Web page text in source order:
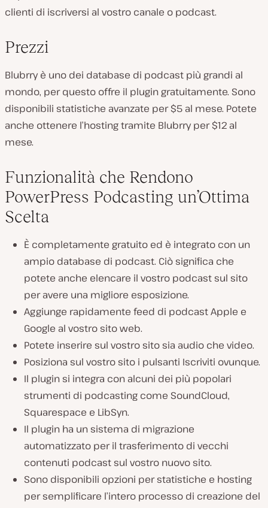
clienti di iscriversi al vostro canale o podcast.
Prezzi
Blubrry è uno dei database di podcast più grandi al
mondo, per questo offre il plugin gratuitamente. Sono
disponibili statistiche avanzate per $5 al mese. Potete
anche ottenere l’hosting tramite Blubrry per $12 al
mese.
Funzionalità che Rendono
PowerPress Podcasting un’Ottima
Scelta
È completamente gratuito ed è integrato con un
ampio database di podcast. Ciò significa che
potete anche elencare il vostro podcast sul sito
per avere una migliore esposizione.
Aggiunge rapidamente feed di podcast Apple e
Google al vostro sito web.
Potete inserire sul vostro sito sia audio che video.
Posiziona sul vostro sito i pulsanti Iscriviti ovunque.
Il plugin si integra con alcuni dei più popolari
strumenti di podcasting come SoundCloud,
Squarespace e LibSyn.
Il plugin ha un sistema di migrazione
automatizzato per il trasferimento di vecchi
contenuti podcast sul vostro nuovo sito.
Sono disponibili opzioni per statistiche e hosting
per semplificare l’intero processo di creazione del